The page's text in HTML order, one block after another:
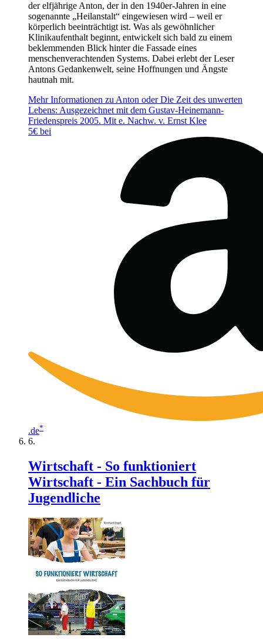
der elfjährige Anton, der in den 1940er-Jahren in eine
sogenannte „Heilanstalt“ eingewiesen wird – weil er
körperlich beeinträchtigt ist. Was als gewöhnlicher
Klinikaufenthalt beginnt, entwickelt sich bald zu einem
beklemmenden Blick hinter die Fassade eines
menschenverachtenden Systems. Dabei erlebt der Leser
Antons Gedankenwelt, seine Hoffnungen und Ängste
hautnah mit.
Mehr Informationen zu Anton oder Die Zeit des unwerten
Lebens: Ausgezeichnet mit dem Gustav-Heinemann-
Friedenspreis 2005. Mit e. Nachw. v. Ernst Klee
5€ bei
.de*
Wirtschaft - So funktioniert
Wirtschaft - Ein Sachbuch für
Jugendliche